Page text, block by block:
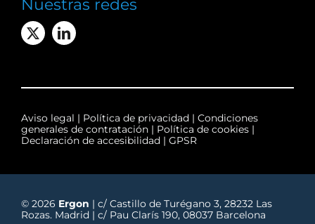
Nuestras redes
Aviso legal | Política de privacidad | Condiciones
generales de contratación| Política de cookies|
Declaración de accesibilidad| GPSR
© 2026 Ergon | c/ Castillo de Turégano 3, 28232 Las
Rozas. Madrid | c/ Pau Clarís 190, 08037 Barcelona